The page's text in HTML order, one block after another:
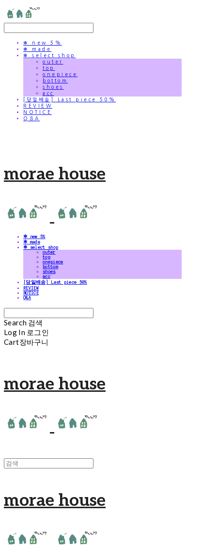
✻ new 5%
✻ made
✻ select shop
outer
top
onepiece
bottom
shoes
acc
[당일배송] Last piece 50%
REVIEW
NOTICE
Q&A
morae house
✻ new 5%
✻ made
✻ select shop
outer
top
onepiece
bottom
shoes
acc
[당일배송] Last piece 50%
REVIEW
NOTICE
Q&A
Search 검색
Log In 로그인
Cart장바구니
morae house
morae house